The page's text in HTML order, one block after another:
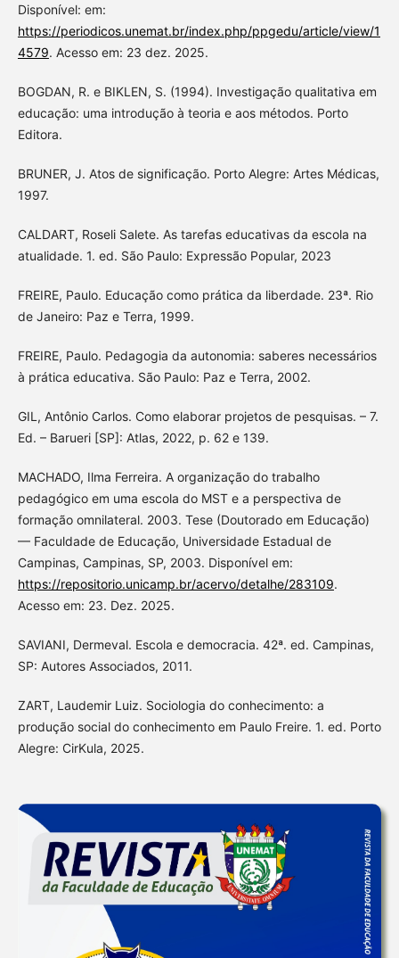
Disponível: em:
https://periodicos.unemat.br/index.php/ppgedu/article/view/1
4579. Acesso em: 23 dez. 2025.
BOGDAN, R. e BIKLEN, S. (1994). Investigação qualitativa em
educação: uma introdução à teoria e aos métodos. Porto
Editora.
BRUNER, J. Atos de significação. Porto Alegre: Artes Médicas,
1997.
CALDART, Roseli Salete. As tarefas educativas da escola na
atualidade. 1. ed. São Paulo: Expressão Popular, 2023
FREIRE, Paulo. Educação como prática da liberdade. 23ª. Rio
de Janeiro: Paz e Terra, 1999.
FREIRE, Paulo. Pedagogia da autonomia: saberes necessários
à prática educativa. São Paulo: Paz e Terra, 2002.
GIL, Antônio Carlos. Como elaborar projetos de pesquisas. – 7.
Ed. – Barueri [SP]: Atlas, 2022, p. 62 e 139.
MACHADO, Ilma Ferreira. A organização do trabalho
pedagógico em uma escola do MST e a perspectiva de
formação omnilateral. 2003. Tese (Doutorado em Educação)
— Faculdade de Educação, Universidade Estadual de
Campinas, Campinas, SP, 2003. Disponível em:
https://repositorio.unicamp.br/acervo/detalhe/283109.
Acesso em: 23. Dez. 2025.
SAVIANI, Dermeval. Escola e democracia. 42ª. ed. Campinas,
SP: Autores Associados, 2011.
ZART, Laudemir Luiz. Sociologia do conhecimento: a
produção social do conhecimento em Paulo Freire. 1. ed. Porto
Alegre: CirKula, 2025.